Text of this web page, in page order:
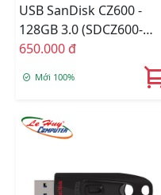
USB SanDisk CZ600 -
128GB 3.0 (SDCZ600-
128G-G35)
650.000 đ
Mới 100%